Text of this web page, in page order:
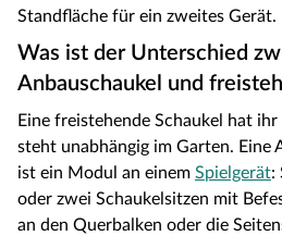
Standfläche für ein zweites Gerät.
Was ist der Unterschied
Anbauschaukel und
Eine freistehende Schaukel hat ihr
steht unabhängig im Garten. Eine
ist ein Modul an einem Spielgerät:
oder zwei Schaukelsitzen mit
an den Querbalken oder die